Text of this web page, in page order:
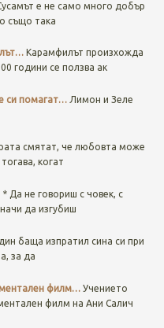
е не само много добър
също така
Карамфилът произхожда
години се ползва ак
си помагат…Лимон и Зеле
смятат, че любовта може
когат
* Да не говориш с човек, с
да изгубиш
баща изпратил сина си при
за да
филм…Учението
филм на Ани Салич